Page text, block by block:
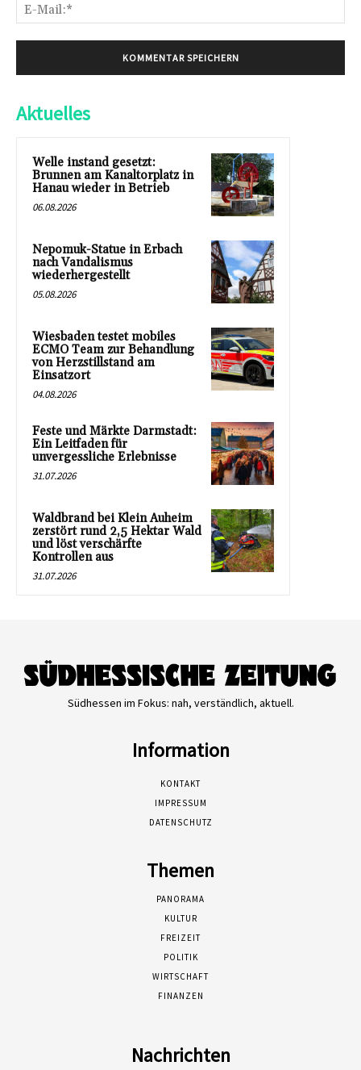
Aktuelles
Welle instand gesetzt:
Brunnen am Kanaltorplatz in
Hanau wieder in Betrieb
06.08.2026
Nepomuk-Statue in Erbach
nach Vandalismus
wiederhergestellt
05.08.2026
Wiesbaden testet mobiles
ECMO Team zur Behandlung
von Herzstillstand am
Einsatzort
04.08.2026
Feste und Märkte Darmstadt:
Ein Leitfaden für
unvergessliche Erlebnisse
31.07.2026
Waldbrand bei Klein Auheim
zerstört rund 2,5 Hektar Wald
und löst verschärfte
Kontrollen aus
31.07.2026
Südhessen im Fokus: nah, verständlich, aktuell.
Information
KONTAKT
IMPRESSUM
DATENSCHUTZ
Themen
PANORAMA
KULTUR
FREIZEIT
POLITIK
WIRTSCHAFT
FINANZEN
Nachrichten